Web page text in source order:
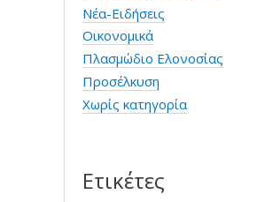
Νέα-Ειδήσεις
Οικονομικά
Πλασμώδιο Ελονοσίας
Προσέλκυση
Χωρίς κατηγορία
Ετικέτες